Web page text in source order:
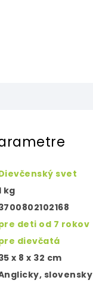
svet
kg
deti od 7 rokov
dievčatá
x 8 x 32 cm
slovensky